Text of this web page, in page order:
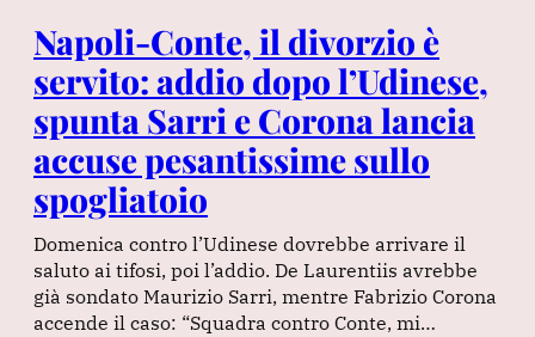
Napoli-Conte, il divorzio è
servito: addio dopo l’Udinese,
spunta Sarri e Corona lancia
accuse pesantissime sullo
spogliatoio
Domenica contro l’Udinese dovrebbe arrivare il
saluto ai tifosi, poi l’addio. De Laurentiis avrebbe
già sondato Maurizio Sarri, mentre Fabrizio Corona
accende il caso: “Squadra contro Conte, mi…